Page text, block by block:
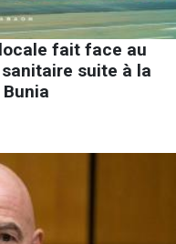
fait face au
suite à la